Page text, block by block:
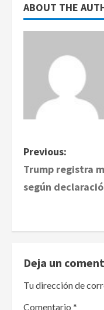
ABOUT THE
P
o
t
n
a
v
Previous:
Trump registra
según
Deja un
Tu dirección de
Comentario *